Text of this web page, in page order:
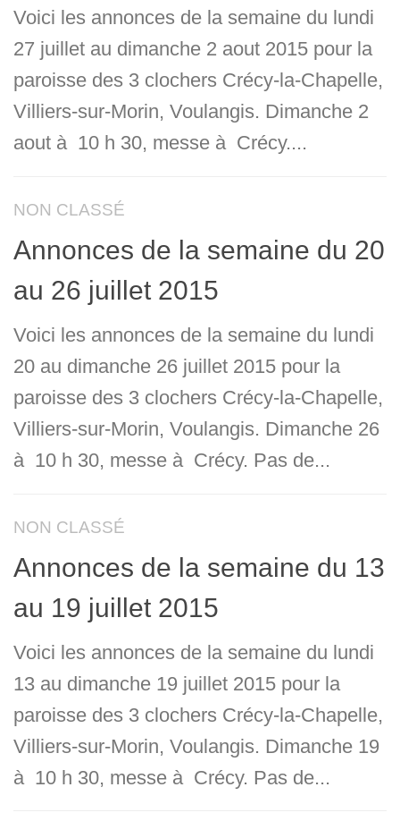
Voici les annonces de la semaine du lundi
27 juillet au dimanche 2 aout 2015 pour la
paroisse des 3 clochers Crécy-la-Chapelle,
Villiers-sur-Morin, Voulangis. Dimanche 2
aout à 10 h 30, messe à Crécy....
NON CLASSÉ
Annonces de la semaine du 20
au 26 juillet 2015
Voici les annonces de la semaine du lundi
20 au dimanche 26 juillet 2015 pour la
paroisse des 3 clochers Crécy-la-Chapelle,
Villiers-sur-Morin, Voulangis. Dimanche 26
à 10 h 30, messe à Crécy. Pas de...
NON CLASSÉ
Annonces de la semaine du 13
au 19 juillet 2015
Voici les annonces de la semaine du lundi
13 au dimanche 19 juillet 2015 pour la
paroisse des 3 clochers Crécy-la-Chapelle,
Villiers-sur-Morin, Voulangis. Dimanche 19
à 10 h 30, messe à Crécy. Pas de...